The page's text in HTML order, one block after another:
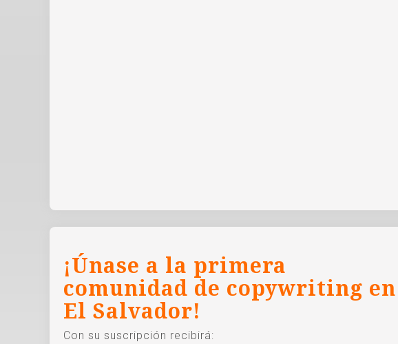
¡Únase a la primera
comunidad de copywriting en
El Salvador!
Con su suscripción recibirá: